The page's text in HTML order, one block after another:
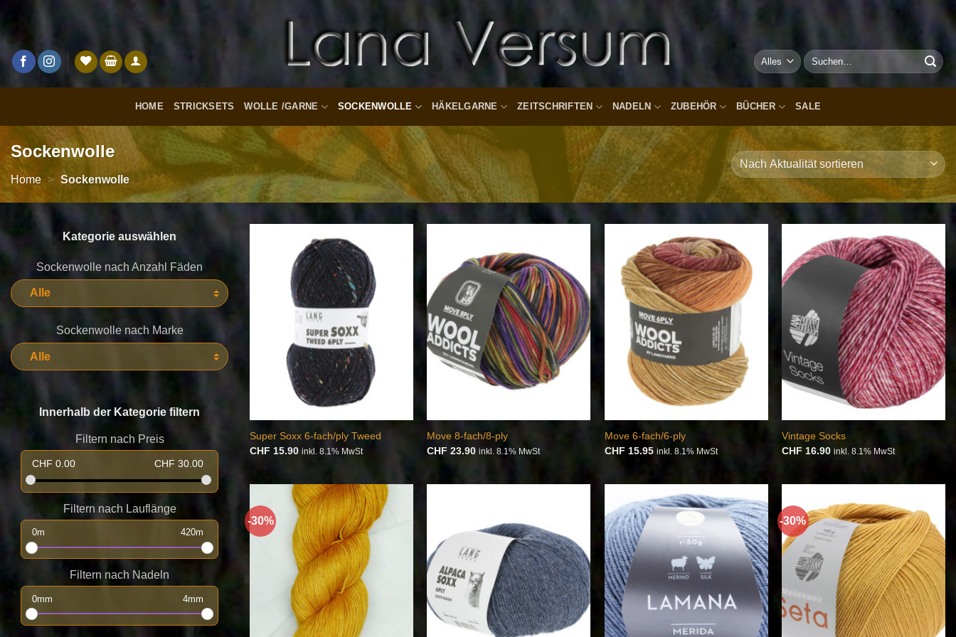
Suchen
nach:
HOME STRICKSETS WOLLE /GARNE SOCKENWOLLE HÄKELGARNE ZEITSCHRIFTEN NADELN ZUBEHÖR BÜCHER SALE
Sockenwolle
Home > Sockenwolle
Kategorie auswählen
Sockenwolle nach Anzahl Fäden
Sockenwolle nach Marke
Innerhalb der Kategorie filtern
Filtern nach Preis
CHF 0.00 CHF30.00
Filtern nach Lauflänge
0m 420m
Filtern nach Nadeln
0mm 4mm
Auf die
Wunschliste
Super Soxx 6-fach/ply Tweed
CHF 15.90 inkl. 8.1% MwSt
Auf die
Wunschliste
Move 8-fach/8-ply
CHF 23.90 inkl. 8.1% MwSt
Auf die
Wunschliste
Move 6-fach/6-ply
CHF 15.95 inkl. 8.1% MwSt
Auf die
Wunschliste
Vintage Socks
CHF 16.90 inkl. 8.1% MwSt
-30%
Auf die
Wunschliste
Wunschliste
Auf die
Wunschliste
-30%
Auf die
Wunschliste